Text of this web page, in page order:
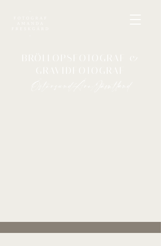
BRÖLLOPSFOTOGRAF &
GRAVIDFOTOGRAF
Östersund/Åre/Jämtland